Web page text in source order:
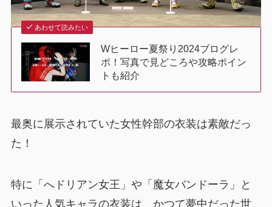
あわせて読みたい
Wヒーロー夏祭り2024ブログレ
ポ！写真で見どころや攻略ポイン
トも紹介
最奥に展示されていた女性幹部の衣装は素敵だっ
た！
特に「へドリアン女王」や「魔女バンドーラ」と
いった人気キャラの衣装は、かつて夢中だった世